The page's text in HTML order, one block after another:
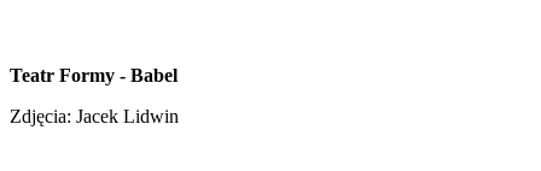
Teatr Formy - Babel
Zdjęcia: Jacek Lidwin